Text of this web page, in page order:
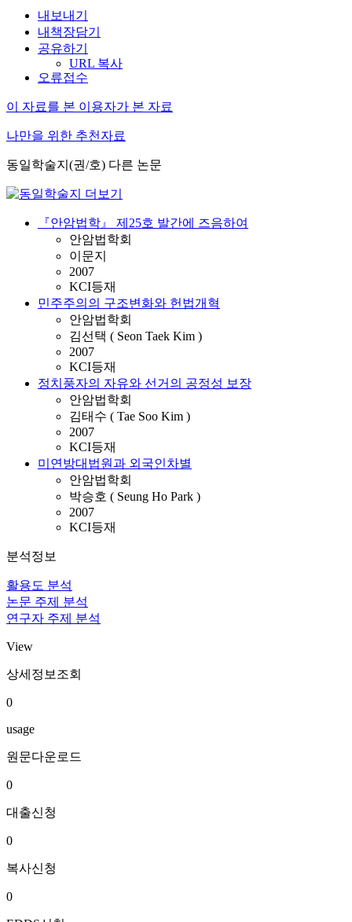
내보내기
내책장담기
공유하기
URL 복사
오류접수
이 자료를 본 이용자가 본 자료
나만을 위한 추천자료
동일학술지(권/호) 다른 논문
『안암법학』 제25호 발간에 즈음하여
안암법학회
이문지
2007
KCI등재
민주주의의 구조변화와 헌법개혁
안암법학회
김선택 ( Seon Taek Kim )
2007
KCI등재
정치풍자의 자유와 선거의 공정성 보장
안암법학회
김태수 ( Tae Soo Kim )
2007
KCI등재
미연방대법원과 외국인차별
안암법학회
박승호 ( Seung Ho Park )
2007
KCI등재
분석정보
활용도 분석
논문 주제 분석
연구자 주제 분석
View
상세정보조회
0
usage
원문다운로드
0
대출신청
0
복사신청
0